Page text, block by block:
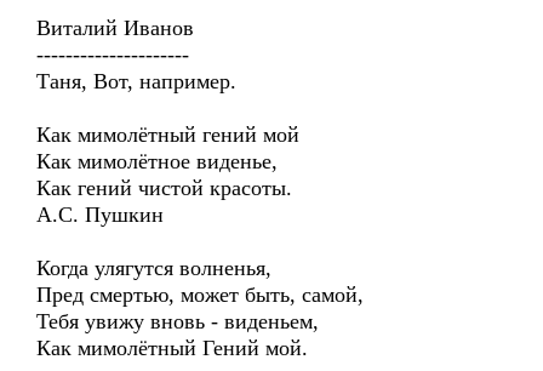
Виталий Иванов
---------------------
Таня, Вот, например.
Как мимолётный гений мой
Как мимолётное виденье,
Как гений чистой красоты.
А.С. Пушкин
Когда улягутся волненья,
Пред смертью, может быть, самой,
Тебя увижу вновь - виденьем,
Как мимолётный Гений мой.